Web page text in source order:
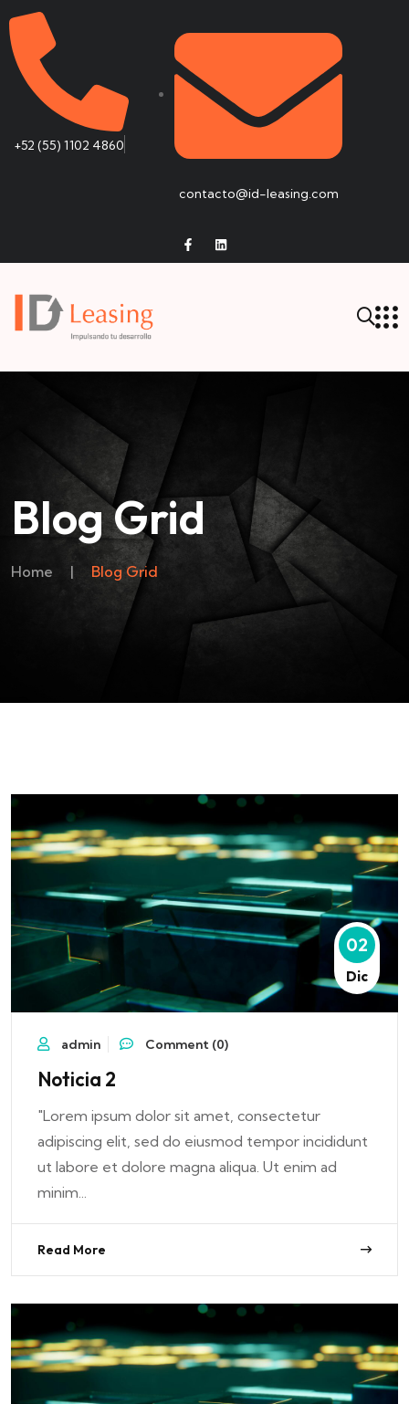
+52 (55) 1102 4860
contacto@id-leasing.com
Blog Grid
Home | Blog Grid
02
Dic
admin Comment (0)
Noticia 2
"Lorem ipsum dolor sit amet, consectetur
adipiscing elit, sed do eiusmod tempor incididunt
ut labore et dolore magna aliqua. Ut enim ad
minim...
Read More